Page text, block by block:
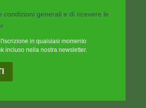
condizioni generali e di ricevere le
in qualsiasi momento
incluso nella nostra newsletter.